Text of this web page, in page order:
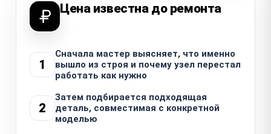
Цена известна до ремонта
1
Сначала мастер выясняет, что именно
вышло из строя и почему узел перестал
работать как нужно
2
Затем подбирается подходящая
деталь, совместимая с конкретной
моделью